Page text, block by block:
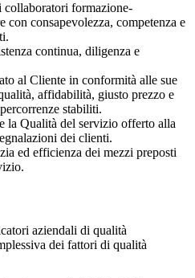
collaboratori formazione-
con consapevolezza, competenza e
continua, diligenza e
al Cliente in conformità alle sue
affidabilità, giusto prezzo e
stabiliti.
la Qualità del servizio offerto alla
dei clienti.
ed efficienza dei mezzi preposti
aziendali di qualità
dei fattori di qualità